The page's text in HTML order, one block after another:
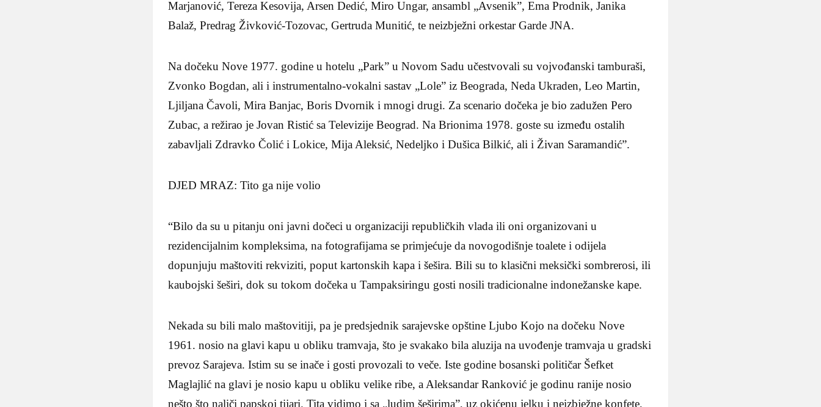
Marjanović, Tereza Kesovija, Arsen Dedić, Miro Ungar, ansambl „Avsenik”, Ema Prodnik, Janika
Balaž, Predrag Živković-Tozovac, Gertruda Munitić, te neizbježni orkestar Garde JNA.
Na dočeku Nove 1977. godine u hotelu „Park” u Novom Sadu učestvovali su vojvođanski tamburaši,
Zvonko Bogdan, ali i instrumentalno-vokalni sastav „Lole” iz Beograda, Neda Ukraden, Leo Martin,
Ljiljana Čavoli, Mira Banjac, Boris Dvornik i mnogi drugi. Za scenario dočeka je bio zadužen Pero
Zubac, a režirao je Jovan Ristić sa Televizije Beograd. Na Brionima 1978. goste su između ostalih
zabavljali Zdravko Čolić i Lokice, Mija Aleksić, Nedeljko i Dušica Bilkić, ali i Živan Saramandić”.
DJED MRAZ: Tito ga nije volio
“Bilo da su u pitanju oni javni dočeci u organizaciji republičkih vlada ili oni organizovani u
rezidencijalnim kompleksima, na fotografijama se primjećuje da novogodišnje toalete i odijela
dopunjuju maštoviti rekviziti, poput kartonskih kapa i šešira. Bili su to klasični meksički sombrerosi, ili
kaubojski šeširi, dok su tokom dočeka u Tampaksiringu gosti nosili tradicionalne indonežanske kape.
Nekada su bili malo maštovitiji, pa je predsjednik sarajevske opštine Ljubo Kojo na dočeku Nove
1961. nosio na glavi kapu u obliku tramvaja, što je svakako bila aluzija na uvođenje tramvaja u gradski
prevoz Sarajeva. Istim su se inače i gosti provozali to veče. Iste godine bosanski političar Šefket
Maglajlić na glavi je nosio kapu u obliku velike ribe, a Aleksandar Ranković je godinu ranije nosio
nešto što naliči papskoj tijari. Tita vidimo i sa „ludim šeširima”, uz okićenu jelku i neizbježne konfete,